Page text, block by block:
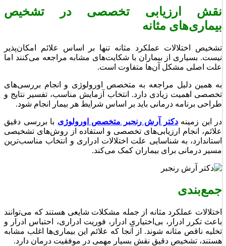
نقش ارزیابی تخصصی در تشخیص
بیماری‌های مثانه
تشخیص اختلالات عملکرد مثانه تنها بر اساس علائم امکان‌پذیر
نیست. بسیاری از بیماران با شکایت‌های مشابه مراجعه می‌کنند اما
علت اصلی مشکل آن‌ها متفاوت است.
به همین دلیل مراجعه به متخصص اورولوژی و انجام بررسی‌های
تخصصی اهمیت زیادی دارد. انتخاب آزمایش مناسب، تفسیر نتایج و
طراحی برنامه درمانی باید بر اساس شرایط هر بیمار انجام شود.
در این زمینهدکتر آرش رنجبر متخصص اورولوژی با بررسی دقیق
علائم، انجام ارزیابی‌های تخصصی و استفاده از روش‌های تشخیصی
استاندارد، به شناسایی علت اختلالات ادراری و انتخاب مناسب‌ترین
مسیر درمانی برای بیماران کمک می‌کند.
جمع‌بندی
اختلالات عملکرد مثانه از جمله مشکلات شایعی هستند که می‌توانند
باعث تکرر ادرار، بی‌اختیاری ادرار، فوریت ادراری، احتباس ادرار و
تخلیه ناقص مثانه شوند. از آنجا که علائم این بیماری‌ها اغلب مشابه
هستند، تشخیص دقیق نقش بسیار مهمی در موفقیت درمان دارد.